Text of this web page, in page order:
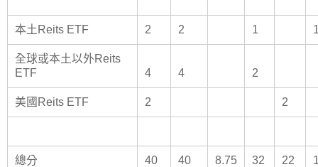
本土Reits ETF 2 2 1
全球或本土以外Reits
ETF
4 4 2
美國Reits ETF 2 2
總分 40 40 8.75 32 22